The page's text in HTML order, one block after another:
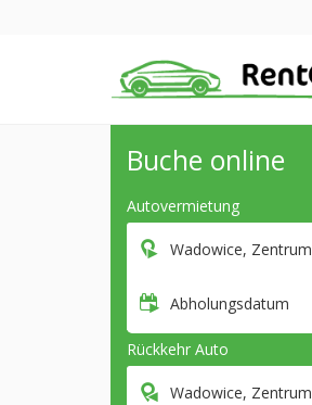
Buche online
Autovermietung
Wadowice, Zentrum
Abholungsdatum
Rückkehr Auto
Wadowice, Zentrum